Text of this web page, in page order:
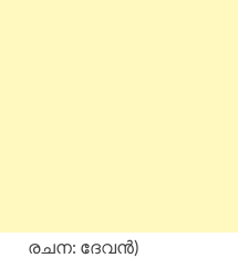
രചന: ദേവൻ)